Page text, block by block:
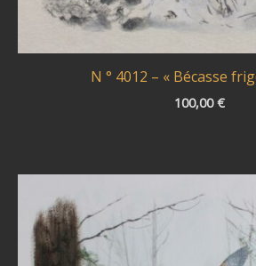
N ° 4012 – « Bécasse
100,00€